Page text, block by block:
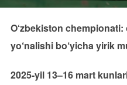
O‘zbekiston
yo‘nalishi bo‘yicha yirik
2025-yil 13–16 mart